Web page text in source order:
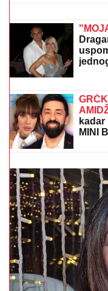
SU
nije
Veza sa pevačicom
odvela u propast:
odselio iz Srbije